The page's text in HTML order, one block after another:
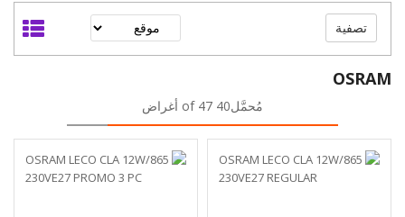
OSRAM
مُحمَّل40 of 47 أغراض
تصفية